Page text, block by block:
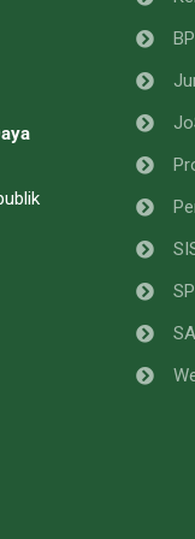
PENGUMUMAN REVISI
PENGUMUMAN
PENGUMUMAN LULUS
PENGUMUMAN
JADWAL TES
PENGUMUMAN LULUS
LELANG NON
PENETAPAN
PENGUMUMAN
PENGUMUMAN LULUS